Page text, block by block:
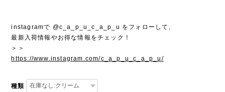
instagramで @c_a_p_u_c_a_p_u をフォローして、
最新入荷情報やお得な情報をチェック！
＞＞
https://www.instagram.com/c_a_p_u_c_a_p_u/
種類